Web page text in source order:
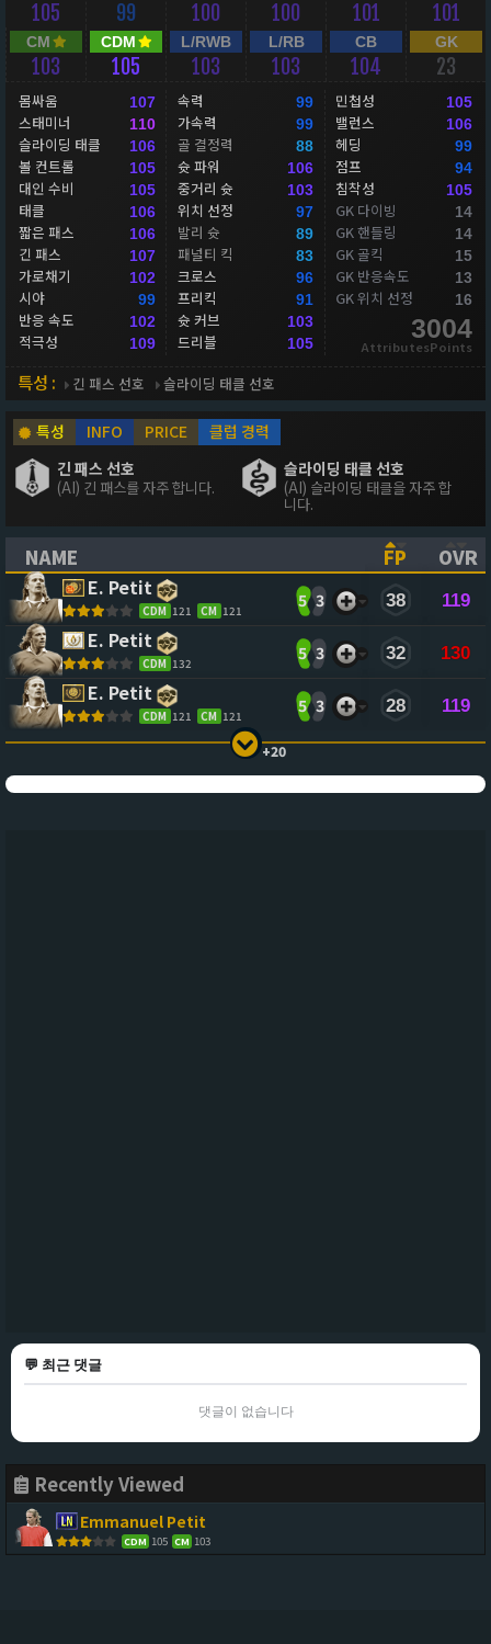
105 99 100 100 101 101
CM
103
CDM
105
L/RWB
103
L/RB
103
CB
104
GK
23
몸싸움 107
스태미너 110
슬라이딩 태클 106
볼 컨트롤 105
대인 수비 105
태클 106
짧은 패스 106
긴 패스 107
가로채기 102
시야 99
반응 속도 102
적극성 109
속력 99
가속력 99
골 결정력 88
슛 파워 106
중거리 슛 103
위치 선정 97
발리 슛 89
패널티 킥 83
크로스 96
프리킥 91
슛 커브 103
드리블 105
민첩성 105
밸런스 106
헤딩 99
점프 94
침착성 105
GK 다이빙 14
GK 핸들링 14
GK 골킥 15
GK 반응속도 13
GK 위치 선정 16
3004
AttributesPoints
특성 : 긴 패스 선호 슬라이딩 태클 선호
특성 INFO PRICE
클럽 경력
긴 패스 선호
(AI) 긴 패스를 자주 합니다.
슬라이딩 태클 선호
(AI) 슬라이딩 태클을 자주 합
니다.
NAME
(CLICK TO SORT ASCENDING)
FP
OVR
E. Petit
CDM 121 CM 121
5 3 38 119
E. Petit
CDM 132
5 3 32 130
E. Petit
CDM 121 CM 121
5 3 28 119
+20
💬 최근 댓글
댓글이 없습니다
Recently Viewed
Emmanuel Petit
CDM 105 CM 103